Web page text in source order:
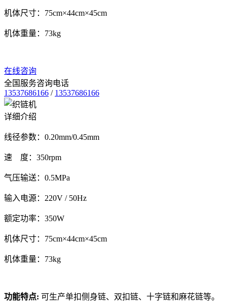
机体尺寸：75cm×44cm×45cm
机体重量：73kg
在线咨询
全国服务咨询电话
13537686166 / 13537686166
详细介绍
线径参数：0.20mm/0.45mm
速 度：350rpm
气压输送：0.5MPa
输入电源：220V / 50Hz
额定功率：350W
机体尺寸：75cm×44cm×45cm
机体重量：73kg
功能特点: 可生产单扣侧身链、双扣链、十字链和麻花链等。